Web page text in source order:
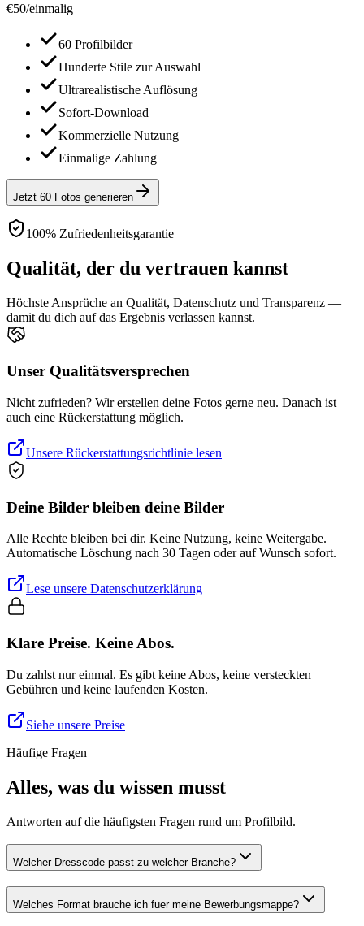
€50/einmalig
60 Profilbilder
Hunderte Stile zur Auswahl
Ultrarealistische Auflösung
Sofort-Download
Kommerzielle Nutzung
Einmalige Zahlung
Jetzt 60 Fotos generieren
100% Zufriedenheitsgarantie
Qualität, der du vertrauen kannst
Höchste Ansprüche an Qualität, Datenschutz und Transparenz —
damit du dich auf das Ergebnis verlassen kannst.
Unser Qualitätsversprechen
Nicht zufrieden? Wir erstellen deine Fotos gerne neu. Danach ist
auch eine Rückerstattung möglich.
Unsere Rückerstattungsrichtlinie lesen
Deine Bilder bleiben deine Bilder
Alle Rechte bleiben bei dir. Keine Nutzung, keine Weitergabe.
Automatische Löschung nach 30 Tagen oder auf Wunsch sofort.
Lese unsere Datenschutzerklärung
Klare Preise. Keine Abos.
Du zahlst nur einmal. Es gibt keine Abos, keine versteckten
Gebühren und keine laufenden Kosten.
Siehe unsere Preise
Häufige Fragen
Alles, was du wissen musst
Antworten auf die häufigsten Fragen rund um Profilbild.
Welcher Dresscode passt zu welcher Branche?
Welches Format brauche ich fuer meine Bewerbungsmappe?